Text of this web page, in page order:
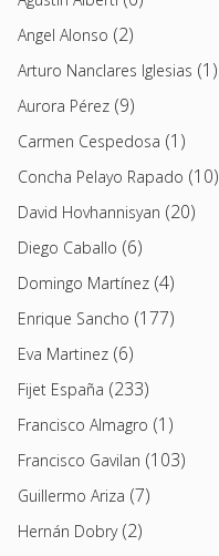
Angel Alonso (2)
Arturo Nanclares Iglesias (1)
Aurora Pérez (9)
Carmen Cespedosa (1)
Concha Pelayo Rapado (10)
David Hovhannisyan (20)
Diego Caballo (6)
Domingo Martínez (4)
Enrique Sancho (177)
Eva Martinez (6)
Fijet España (233)
Francisco Almagro (1)
Francisco Gavilan (103)
Guillermo Ariza (7)
Hernán Dobry(2)